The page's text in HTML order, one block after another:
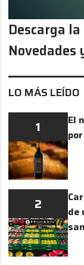
LO MÁS LEÍDO
1
El
2
de
Descarga
Novedades